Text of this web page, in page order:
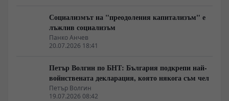
Социализмът на "преодоления капитализъм" е
лъжлив социализъм
Панко Анчев
20.07.2026 18:41
Петър Волгин по БНТ: България подкрепи най-
войнствената декларация, която някога съм чел
Петър Волгин
19.07.2026 08:42